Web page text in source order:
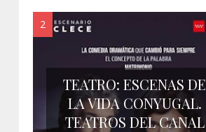
TEATRO: ESCENAS DE
LA VIDA CONYUGAL.
TEATROS DEL CANAL